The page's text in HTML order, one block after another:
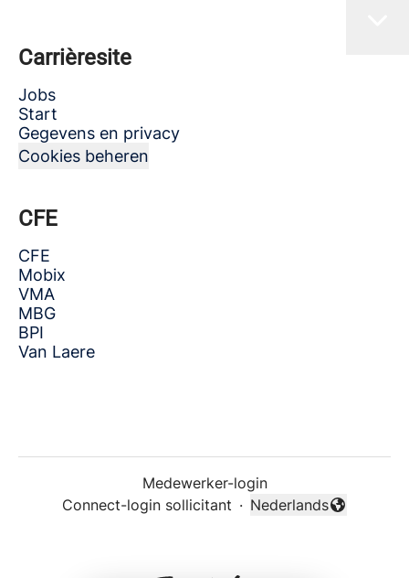
Carrièresite
Jobs
Start
Gegevens en privacy
Cookies beheren
CFE
CFE
Mobix
VMA
MBG
BPI
Van Laere
Medewerker-login
Connect-login sollicitant ·
Taal wijzigen
Nederlands